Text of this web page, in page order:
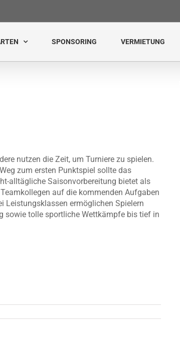
SPONSORING VERMIETUNG
nutzen die Zeit, um Turniere zu spielen.
zum ersten Punktspiel sollte das
alltägliche Saisonvorbereitung bietet als
auf die kommenden Aufgaben
Leistungsklassen ermöglichen Spielern
sowie tolle sportliche Wettkämpfe bis tief in